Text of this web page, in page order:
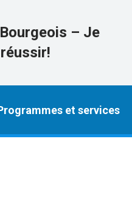
– Je
et services